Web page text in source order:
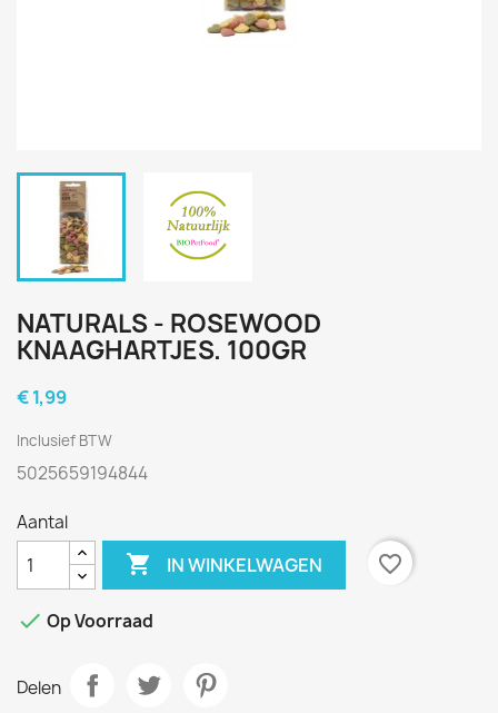
NATURALS - ROSEWOOD
KNAAGHARTJES. 100GR
€ 1,99
Inclusief BTW
5025659194844
Aantal
 IN WINKELWAGEN favorite_border
 Op Voorraad
Delen